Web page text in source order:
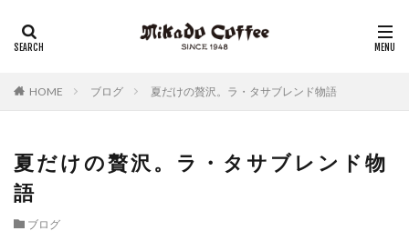
HOME ブログ 夏だけの贅沢。ラ・タサブレンド物語
夏だけの贅沢。ラ・タサブレンド物
語
ブログ
リキッドコーヒー アイスコーヒー
チーズケーキ